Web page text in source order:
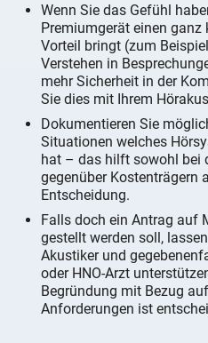
Wenn Sie das Gefühl
Premiumgerät einen ganz
Vorteil bringt (zum
Verstehen in
mehr Sicherheit in der
Sie dies mit Ihrem
Dokumentieren Sie
Situationen welches
hat – das hilft sowohl bei
gegenüber Kostenträgern
Entscheidung.
Falls doch ein Antrag auf
gestellt werden soll,
Akustiker und
oder HNO-Arzt
Begründung mit Bezug
Anforderungen ist